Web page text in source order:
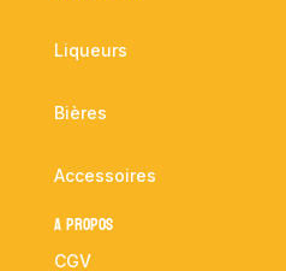
Liqueurs
Bières
Accessoires
A propos
CGV